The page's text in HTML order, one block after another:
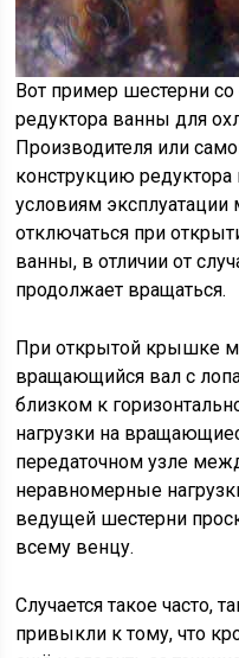
Вот пример шестерни
редуктора ванны для
Производителя или
конструкцию редуктора
условиям
отключаться при
ванны, в отличии от
продолжает вращаться.
При открытой крышке
вращающийся вал с
близком к
нагрузки на
передаточном узле
неравномерные
ведущей шестерни
всему венцу.
Случается такое часто,
привыкли к тому, что